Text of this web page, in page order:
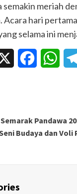
semakin meriah
Acara hari
selama ini
Facebook
Pandawa
Budaya dan Voli